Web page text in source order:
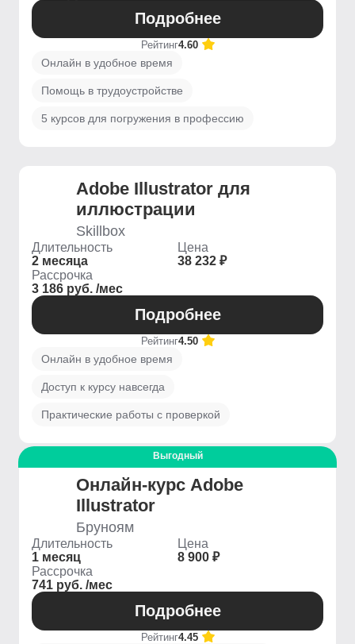
Подробнее
Рейтинг4.60
Онлайн в удобное время
Помощь в трудоустройстве
5 курсов для погружения в профессию
Adobe Illustrator для
иллюстрации
Skillbox
Длительность
2 месяца
Цена
38 232 ₽
Рассрочка
3 186 руб. /мес
Подробнее
Рейтинг4.50
Онлайн в удобное время
Доступ к курсу навсегда
Практические работы с проверкой
Выгодный
Онлайн-курс Adobe
Illustrator
Бруноям
Длительность
1 месяц
Цена
8 900 ₽
Рассрочка
741 руб. /мес
Подробнее
Рейтинг4.45